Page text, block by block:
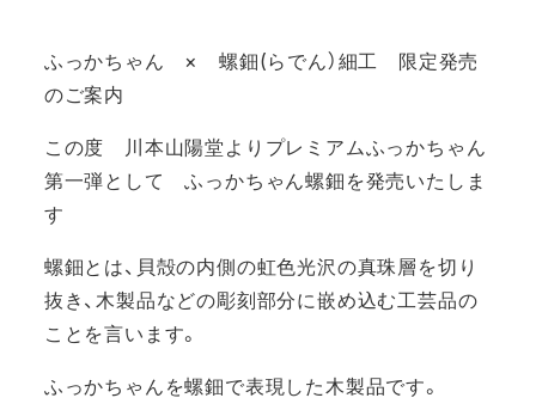
ふっかちゃん × 螺鈿(らでん）細工 限定発売
のご案内
この度 川本山陽堂よりプレミアムふっかちゃん
第一弾として ふっかちゃん螺鈿を発売いたしま
す
螺鈿とは、貝殻の内側の虹色光沢の真珠層を切り
抜き、木製品などの彫刻部分に嵌め込む工芸品の
ことを言います。
ふっかちゃんを螺鈿で表現した木製品です。